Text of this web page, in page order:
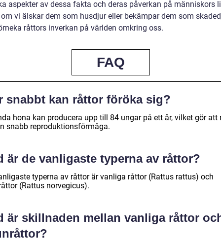
aspekter av dessa fakta och deras påverkan på människors
vi älskar dem som husdjur eller bekämpar dem som
råttors inverkan på världen omkring oss.
FAQ
snabbt kan råttor föröka sig?
hona kan producera upp till 84 ungar på ett år, vilket gör att
snabb reproduktionsförmåga.
är de vanligaste typerna av råttor?
typerna av råttor är vanliga råttor (Rattus rattus) och
(Rattus norvegicus).
är skillnaden mellan vanliga råttor